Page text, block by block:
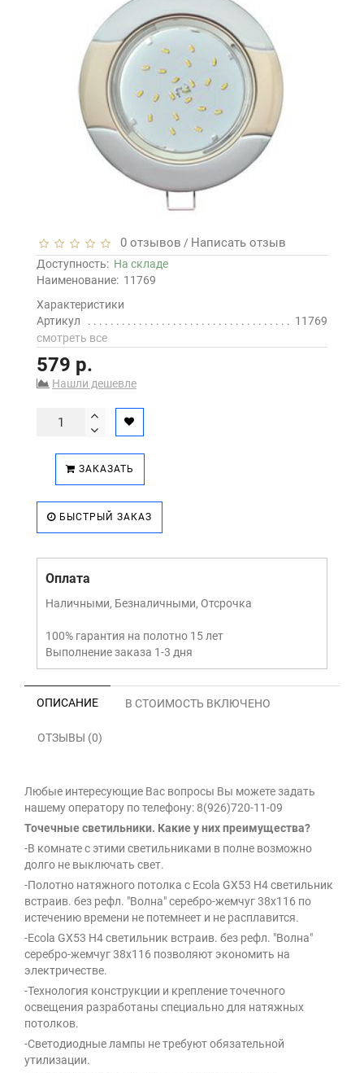
0 отзывов / Написать отзыв
Доступность: На складе
Наименование: 11769
Характеристики
Артикул
11769
смотреть все
579 р.
Нашли дешевле
ЗАКАЗАТЬ
БЫСТРЫЙ ЗАКАЗ
Оплата
Наличными, Безналичными, Отсрочка
100% гарантия на полотно 15 лет
Выполнение заказа 1-3 дня
ОПИСАНИЕ В СТОИМОСТЬ ВКЛЮЧЕНО
ОТЗЫВЫ (0)
Любые интересующие Вас вопросы Вы можете задать
нашему оператору по телефону: 8(926)720-11-09
Точечные светильники. Какие у них преимущества?
-В комнате с этими светильниками в полне возможно
долго не выключать свет.
-Полотно натяжного потолка с Ecola GX53 H4 светильник
встраив. без рефл. "Волна" серебро-жемчуг 38x116 по
истечению времени не потемнеет и не расплавится.
-Ecola GX53 H4 светильник встраив. без рефл. "Волна"
серебро-жемчуг 38x116 позволяют экономить на
электричестве.
-Технология конструкции и крепление точечного
освещения разработаны специально для натяжных
потолков.
-Светодиодные лампы не требуют обязательной
утилизации.